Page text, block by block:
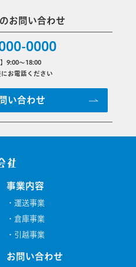
問い合わせ
0000
9:00～18:00
お電話ください
い合わせ
社
事業内容
・ 運送事業
・ 倉庫事業
・ 引越事業
お問い合わせ